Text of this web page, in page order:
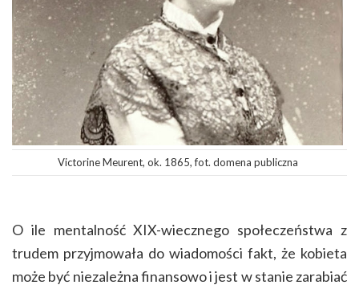
Victorine Meurent, ok. 1865, fot. domena publiczna
O ile mentalność XIX-wiecznego społeczeństwa z
trudem przyjmowała do wiadomości fakt, że kobieta
może być niezależna finansowo i jest w stanie zarabiać